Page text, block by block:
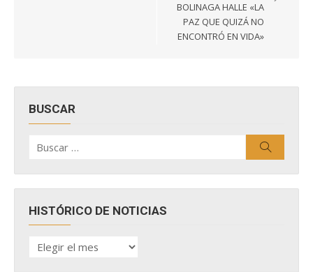
BOLINAGA HALLE «LA
PAZ QUE QUIZÁ NO
ENCONTRÓ EN VIDA»
BUSCAR
por:
HISTÓRICO DE NOTICIAS
HISTÓRICO
DE